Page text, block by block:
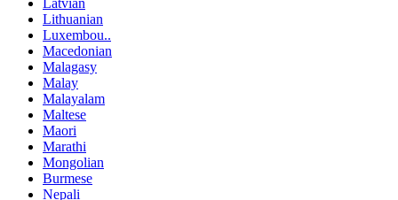
Latvian
Lithuanian
Luxembou..
Macedonian
Malagasy
Malay
Malayalam
Maltese
Maori
Marathi
Mongolian
Burmese
Nepali